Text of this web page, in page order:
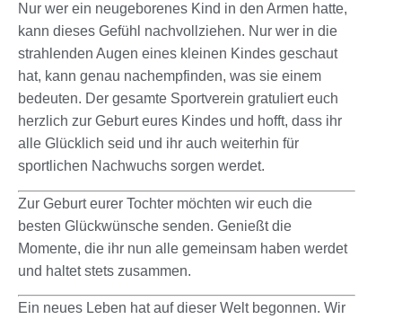
Nur wer ein neugeborenes Kind in den Armen hatte,
kann dieses Gefühl nachvollziehen. Nur wer in die
strahlenden Augen eines kleinen Kindes geschaut
hat, kann genau nachempfinden, was sie einem
bedeuten. Der gesamte Sportverein gratuliert euch
herzlich zur Geburt eures Kindes und hofft, dass ihr
alle Glücklich seid und ihr auch weiterhin für
sportlichen Nachwuchs sorgen werdet.
Zur Geburt eurer Tochter möchten wir euch die
besten Glückwünsche senden. Genießt die
Momente, die ihr nun alle gemeinsam haben werdet
und haltet stets zusammen.
Ein neues Leben hat auf dieser Welt begonnen. Wir